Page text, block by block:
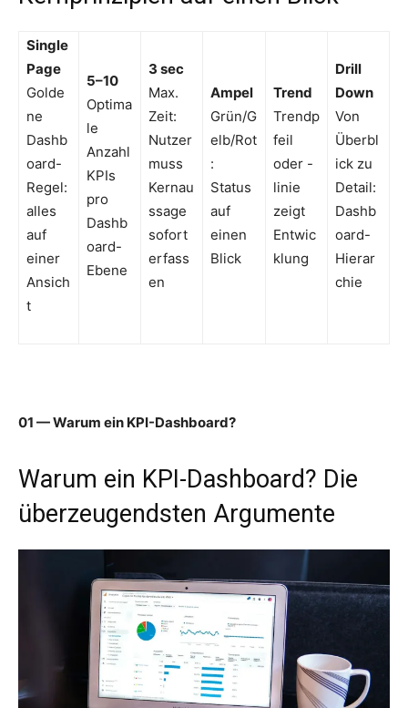
Single
Page
Golde
ne
Dashb
oard-
Regel:
alles
auf
einer
Ansich
t
5–10
Optima
le
Anzahl
KPIs
pro
Dashb
oard-
Ebene
3 sec
Max.
Zeit:
Nutzer
muss
Kernau
ssage
sofort
erfass
en
Ampel
Grün/G
elb/Rot
:
Status
auf
einen
Blick
Trend
Trendp
feil
oder -
linie
zeigt
Entwic
klung
Drill
Down
Von
Überbl
ick zu
Detail:
Dashb
oard-
Hierar
chie
01 — Warum ein KPI-Dashboard?
Warum ein KPI-Dashboard? Die
überzeugendsten Argumente